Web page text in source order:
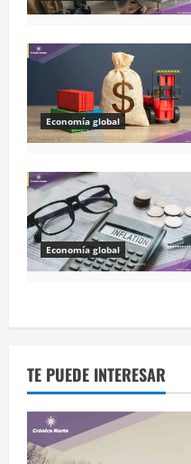
Economía global
Economía global
TE PUEDE INTERESAR